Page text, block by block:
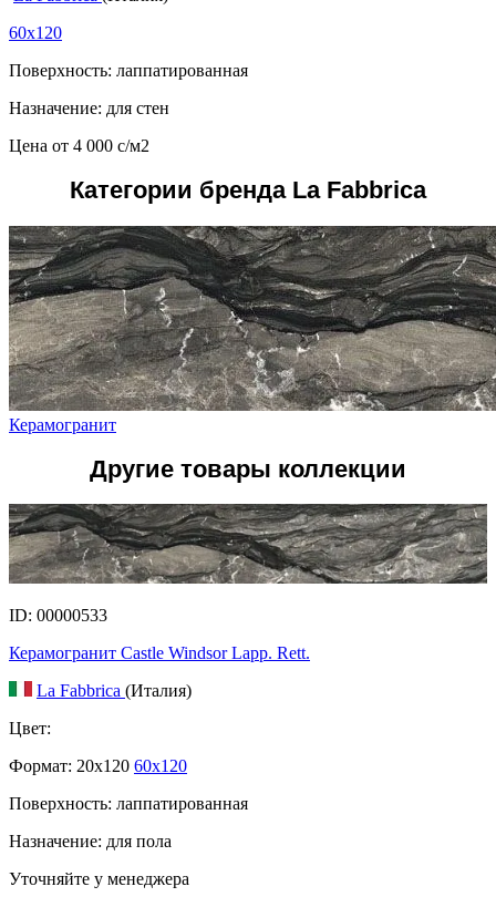
60x120
Поверхность: лаппатированная
Назначение: для стен
Цена от 4 000 c/м2
Категории бренда La Fabbrica
Керамогранит
Другие товары коллекции
ID: 00000533
Керамогранит Castle Windsor Lapp. Rett.
La Fabbrica (Италия)
Цвет:
Формат: 20x120 60x120
Поверхность: лаппатированная
Назначение: для пола
Уточняйте у менеджера